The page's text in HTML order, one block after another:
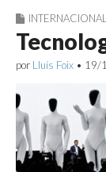
INTERNACIONAL
por Lluís Foix • 19/